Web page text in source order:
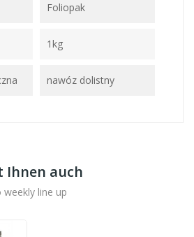
Foliopak
1kg
nawóz dolistny
auch
line up